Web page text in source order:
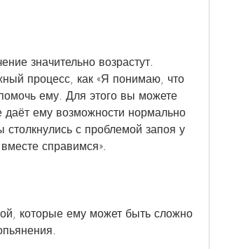
процесс, как «Я понимаю, что
ему. Для этого вы можете
даёт ему возможности нормально
с проблемой запоя у
справимся».
которые ему может быть сложно